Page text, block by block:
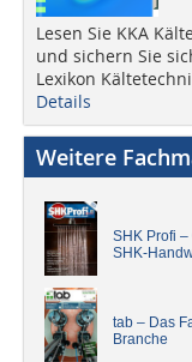
Lesen Sie KKA
und sichern Sie
Lexikon
Details
Weitere
SHK Profi
SHK-
tab – Das
Branche